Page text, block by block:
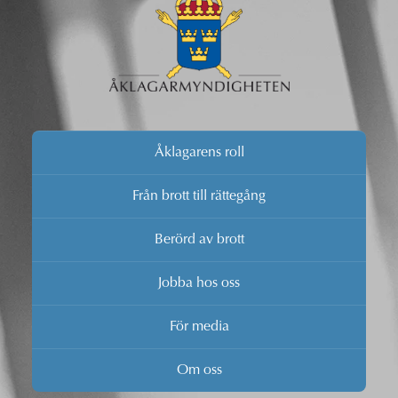
Åklagarens roll
Från brott till rättegång
Berörd av brott
Jobba hos oss
För media
Om oss